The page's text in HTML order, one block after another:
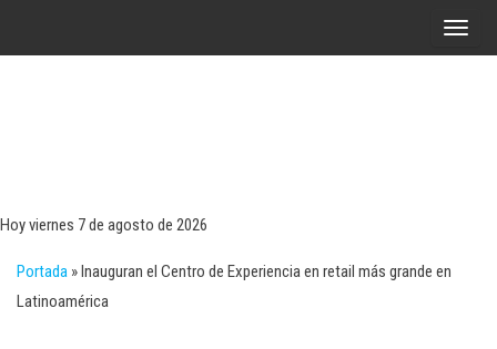
A
Hoy viernes 7 de agosto de 2026
Portada »Inauguran el Centro de Experiencia en retail más grande en
Latinoamérica